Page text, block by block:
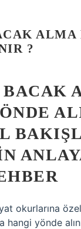
ALMA
?
okurlarına
hangi yönde